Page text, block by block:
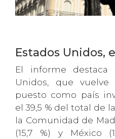
Estados Unidos,
El informe destaca
Unidos, que
puesto como país
el 39,5 % del total de
la Comunidad de
(15,7 %) y México